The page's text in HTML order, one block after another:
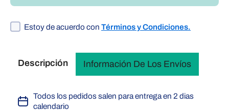
Estoy de acuerdo con Términos y Condiciones.
Descripción Información De Los Envíos
Todos los pedidos salen para entrega en 2 dias
calendario